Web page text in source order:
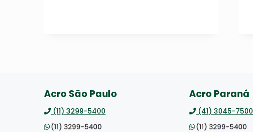
Acro São Paulo
(11) 3299-5400
Acro Paraná
(41) 3045-7500